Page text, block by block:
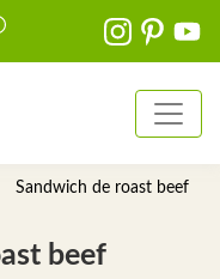
Sandwich de roast beef
beef